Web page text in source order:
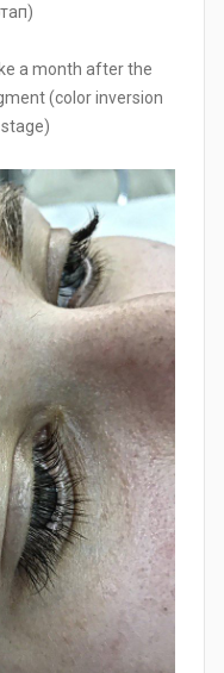
a month after the
(color inversion